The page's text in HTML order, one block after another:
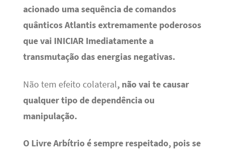
acionado uma sequência de comandos
quânticos Atlantis extremamente poderosos
que vai INICIAR Imediatamente a
transmutação das energias negativas.
Não tem efeito colateral, não vai te causar
qualquer tipo de dependência ou
manipulação.
O Livre Arbítrio é sempre respeitado, pois se